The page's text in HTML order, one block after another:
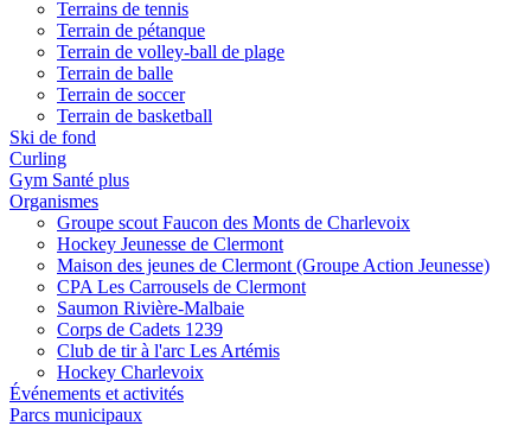
Terrains de tennis
Terrain de pétanque
Terrain de volley-ball de plage
Terrain de balle
Terrain de soccer
Terrain de basketball
Ski de fond
Curling
Gym Santé plus
Organismes
Groupe scout Faucon des Monts de Charlevoix
Hockey Jeunesse de Clermont
Maison des jeunes de Clermont (Groupe Action Jeunesse)
CPA Les Carrousels de Clermont
Saumon Rivière-Malbaie
Corps de Cadets 1239
Club de tir à l'arc Les Artémis
Hockey Charlevoix
Événements et activités
Parcs municipaux